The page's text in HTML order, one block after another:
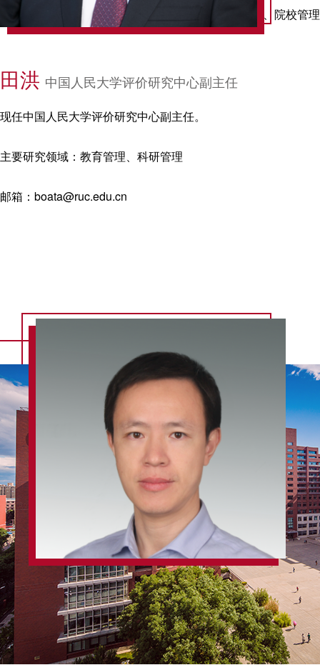
主要研究领域：教育政策与管理、大学发展与评价、院校管理
与院校规划、区域高等教育发展等。发表学术论文150余篇、
等奖、北京市高等教育教学成果一等奖等省部级以上奖励10
余项。
邮箱：guanglizhou@ruc.edu.cn
田洪 中国人民大学评价研究中心副主任
现任中国人民大学评价研究中心副主任。
主要研究领域：教育管理、科研管理
邮箱：boata@ruc.edu.cn